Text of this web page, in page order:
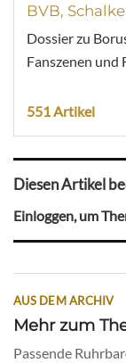
BVB,
Dossier zu
Fanszenen
551 Artikel
Diesen Artikel
Einloggen, um
AUS DEM ARCHIV
Mehr zum
Passende